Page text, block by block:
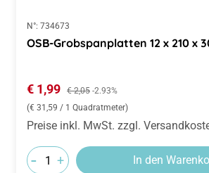
N°: 734673
OSB-Grobspanplatten 12 x 210 x
Verkaufspreis:
€ 1,99 Regulärer Preis:
€ 2,05 -2.93%
(€ 31,59 / 1 Quadratmeter)
Preise inkl. MwSt. zzgl.
- + In den